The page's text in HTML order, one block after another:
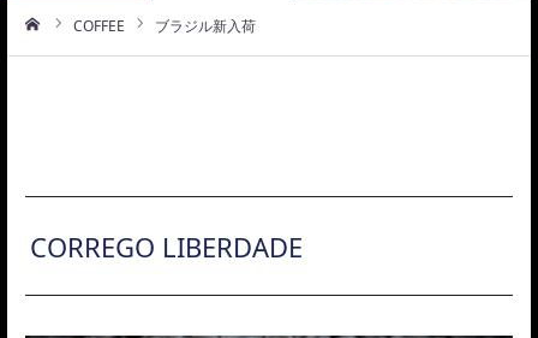
COFFEE ブラジル新入荷
CORREGO LIBERDADE
CONTACT